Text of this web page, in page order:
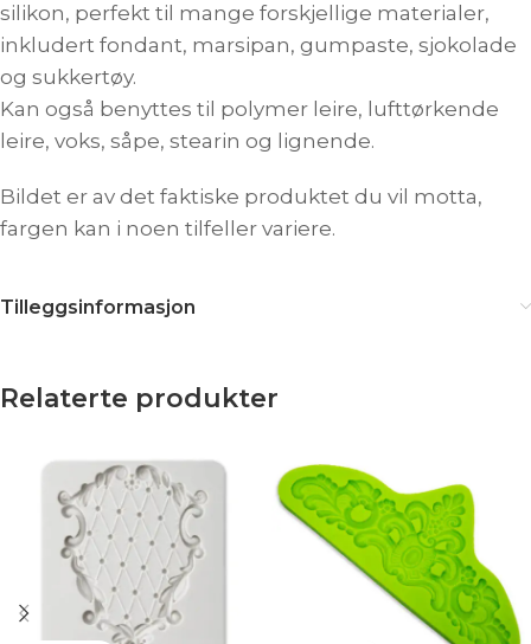
silikon, perfekt til mange forskjellige materialer,
inkludert fondant, marsipan, gumpaste, sjokolade
og sukkertøy.
Kan også benyttes til polymer leire, lufttørkende
leire, voks, såpe, stearin og lignende.
Bildet er av det faktiske produktet du vil motta,
fargen kan i noen tilfeller variere.
Tilleggsinformasjon
Relaterte produkter